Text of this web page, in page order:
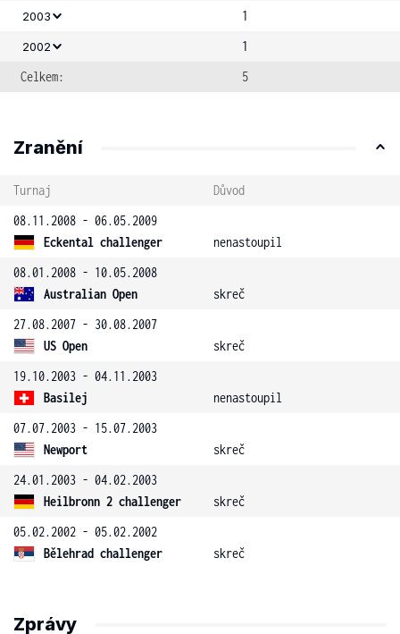
2003 1
2002
1
Celkem:
5
Zranění
Turnaj
Důvod
08.11.2008 - 06.05.2009
Eckental challenger
nenastoupil
08.01.2008 - 10.05.2008
Australian Open
skreč
27.08.2007 - 30.08.2007
US Open
skreč
19.10.2003 - 04.11.2003
Basilej
nenastoupil
07.07.2003 - 15.07.2003
Newport
skreč
24.01.2003 - 04.02.2003
Heilbronn 2 challenger
skreč
05.02.2002 - 05.02.2002
Bělehrad challenger
skreč
Zprávy